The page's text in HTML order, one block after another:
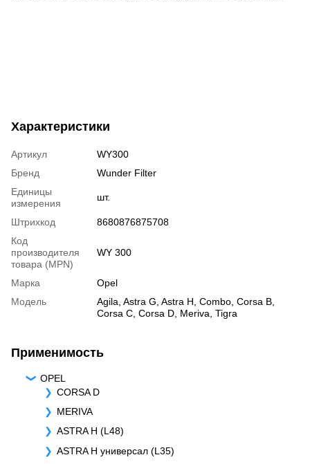
Характеристики
Артикул
WY300
Бренд
Wunder Filter
Единицы
измерения
шт.
Штрихкод
8680876875708
Код
производителя
товара (MPN)
WY 300
Марка
Opel
Модель
Agila Astra G Astra H Combo Corsa B
Corsa C Corsa D Meriva Tigra
Применимость
OPEL
CORSA D
MERIVA
ASTRA H (L48)
ASTRA H универсал (L35)